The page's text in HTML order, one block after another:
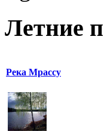
Летние
Река Мрассу